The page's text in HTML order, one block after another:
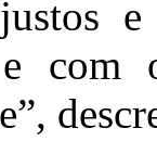
com